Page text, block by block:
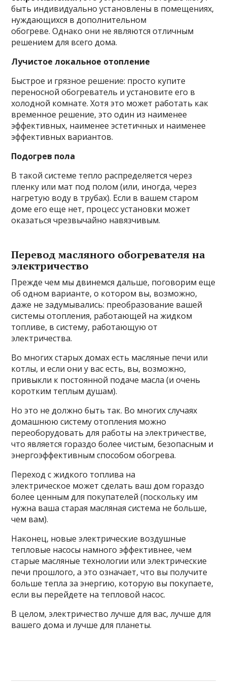
быть индивидуально установлены в помещениях,
нуждающихся в дополнительном
обогреве. Однако они не являются отличным
решением для всего дома.
Лучистое локальное отопление
Быстрое и грязное решение: просто купите
переносной обогреватель и установите его в
холодной комнате. Хотя это может работать как
временное решение, это один из наименее
эффективных, наименее эстетичных и наименее
эффективных вариантов.
Подогрев пола
В такой системе тепло распределяется через
пленку или мат под полом (или, иногда, через
нагретую воду в трубах). Если в вашем старом
доме его еще нет, процесс установки может
оказаться чрезвычайно навязчивым.
Перевод масляного обогревателя на
электричество
Прежде чем мы двинемся дальше, поговорим еще
об одном варианте, о котором вы, возможно,
даже не задумывались: преобразование вашей
системы отопления, работающей на жидком
топливе, в систему, работающую от
электричества.
Во многих старых домах есть масляные печи или
котлы, и если они у вас есть, вы, возможно,
привыкли к постоянной подаче масла (и очень
коротким теплым душам).
Но это не должно быть так. Во многих случаях
домашнюю систему отопления можно
переоборудовать для работы на электричестве,
что является гораздо более чистым, безопасным и
энергоэффективным способом обогрева.
Переход с жидкого топлива на
электрическое может сделать ваш дом гораздо
более ценным для покупателей (поскольку им
нужна ваша старая масляная система не больше,
чем вам).
Наконец, новые электрические воздушные
тепловые насосы намного эффективнее, чем
старые масляные технологии или электрические
печи прошлого, а это означает, что вы получите
больше тепла за энергию, которую вы покупаете,
если вы перейдете на тепловой насос.
В целом, электричество лучше для вас, лучше для
вашего дома и лучше для планеты.